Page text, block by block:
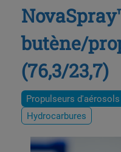
butène/
(76,3/23,7)
Propulseurs d'aérosols
Hydrocarbures